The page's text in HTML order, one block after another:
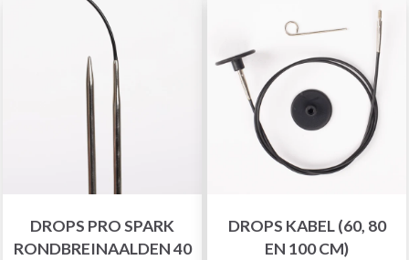
DROPS PRO SPARK
RONDBREINAALDEN 40
DROPS KABEL (60, 80
EN 100 CM)